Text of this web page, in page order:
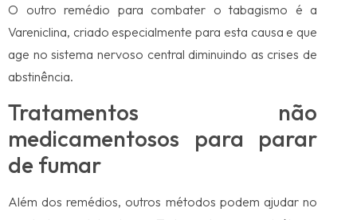
O outro remédio para combater o tabagismo é a
Vareniclina, criado especialmente para esta causa e que
age no sistema nervoso central diminuindo as crises de
abstinência.
Tratamentos não
medicamentosos para parar
de fumar
Além dos remédios, outros métodos podem ajudar no